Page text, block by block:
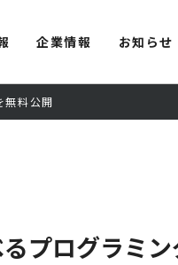
企業情報 お知らせ
料公開
プログラミン